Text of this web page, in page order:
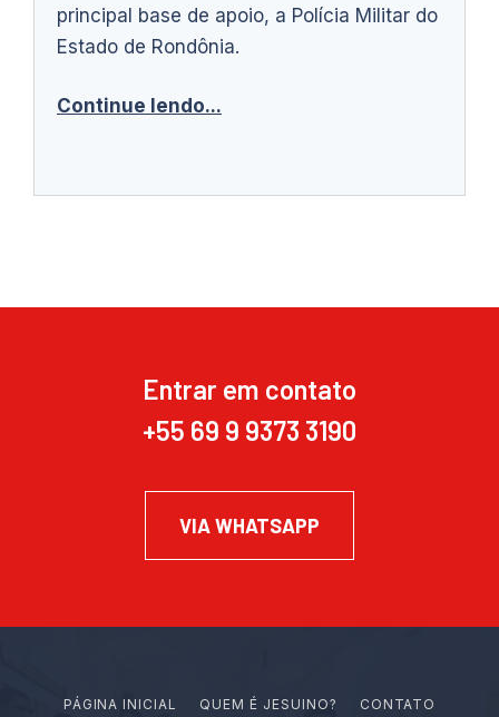
principal base de apoio, a Polícia Militar do
Estado de Rondônia.
Continue lendo...
Entrar em contato
+55 69 9 9373 3190
VIA WHATSAPP
PÁGINA INICIAL Q U EM É J ES U I N O? CONTATO